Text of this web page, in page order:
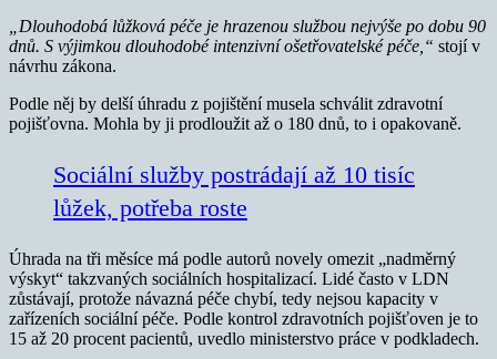
„Dlouhodobá lůžková péče je hrazenou službou nejvýše po dobu 90
dnů. S výjimkou dlouhodobé intenzivní ošetřovatelské péče,“ stojí v
návrhu zákona.
Podle něj by delší úhradu z pojištění musela schválit zdravotní
pojišťovna. Mohla by ji prodloužit až o 180 dnů, to i opakovaně.
Sociální služby postrádají až 10 tisíc
lůžek, potřeba roste
Úhrada na tři měsíce má podle autorů novely omezit „nadměrný
výskyt“ takzvaných sociálních hospitalizací. Lidé často v LDN
zůstávají, protože návazná péče chybí, tedy nejsou kapacity v
zařízeních sociální péče. Podle kontrol zdravotních pojišťoven je to
15 až 20 procent pacientů, uvedlo ministerstvo práce v podkladech.